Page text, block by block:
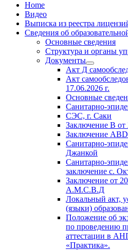
Home
Видео
Выписка из реестра
Сведения об
Основные сведения
Структура и органы
Документы
Акт Д
Акт
17.06.2026 г.
Основные
Санитарно-
СЭС, г. Саки
Заключение В от
Заключение АВD
Санитарно-
Джанкой
Санитарно-
заключение с.
Заключение от
А.М.С.В.Д
Локальный акт,
(языки)
Положение об
по проведению
аттестации в
«Практика».